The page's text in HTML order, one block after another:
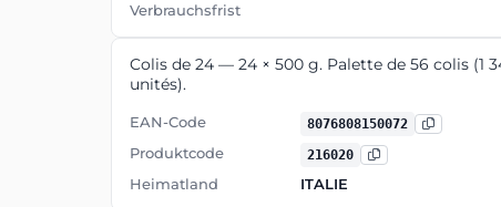
Verbrauchsfrist
Colis de 24 — 24 × 500 g. Palette de 56 colis (1
unités).
EAN-Code 8076808150072
Produktcode 216020
Heimatland ITALIE